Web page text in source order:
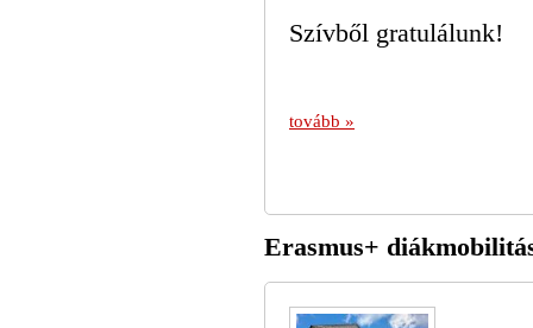
Szívből gratulálunk!
tovább »
Erasmus+